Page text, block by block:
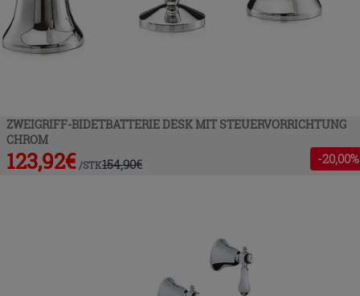
ZWEIGRIFF-BIDETBATTERIE DESK MIT STEUERVORRICHTUNG
CHROM
123,92€ /STK154,90€ -20,00%